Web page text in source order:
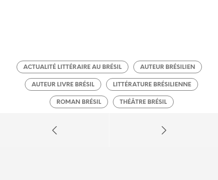
ACTUALITÉ LITTÉRAIRE AU BRÉSIL AUTEUR BRÉSILIEN
AUTEUR LIVRE BRÉSIL LITTÉRATURE BRÉSILIENNE
ROMAN BRÉSIL THÉÂTRE BRÉSIL